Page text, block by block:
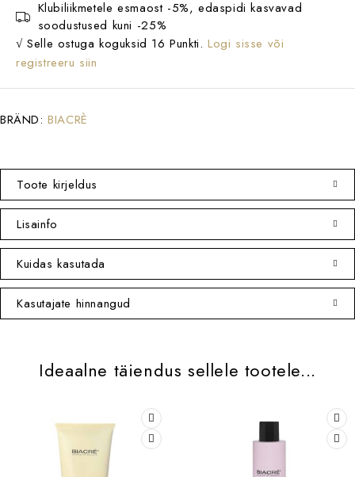
Klubiliikmeteleesmaost -5%, edaspidi kasvavad
soodustused kuni -25%
√ Selle ostuga koguksid 16 Punkti.Logi sisse või
registreeru siin
BRÄND:BIACRÈ
Toote kirjeldus
Lisainfo
Kuidas kasutada
Kasutajate hinnangud
Ideaalne täiendus sellele tootele...